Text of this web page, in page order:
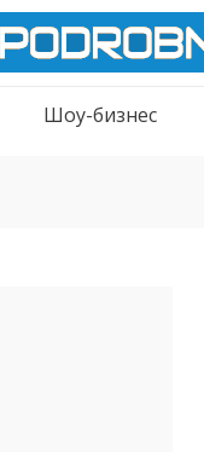
Шоу-бизнес